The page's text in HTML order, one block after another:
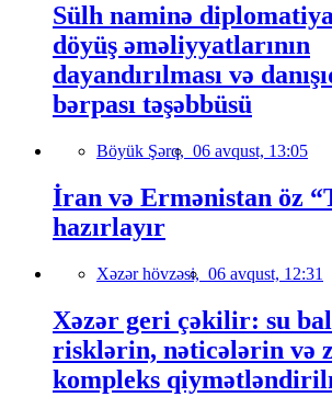
Sülh naminə
döyüş əməliyyatlarının
dayandırılması və
bərpası təşəbbüsü
Böyük Şərq, 06 avqust, 13:05
İran və Ermənistan öz
hazırlayır
Xəzər hövzəsi, 06 avqust, 12:31
Xəzər geri çəkilir: su
risklərin, nəticələrin və
kompleks